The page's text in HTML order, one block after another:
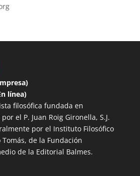
línea)
filosófica fundada en
el P. Juan Roig Gironella, S.J.
por el Instituto Filosófico
de la Fundación
de la Editorial Balmes.